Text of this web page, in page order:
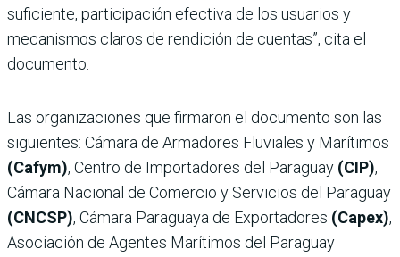
suficiente, participación efectiva de los usuarios y
mecanismos claros de rendición de cuentas”, cita el
documento.
Las organizaciones que firmaron el documento son las
siguientes: Cámara de Armadores Fluviales y Marítimos
(Cafym), Centro de Importadores del Paraguay (CIP),
Cámara Nacional de Comercio y Servicios del Paraguay
(CNCSP), Cámara Paraguaya de Exportadores (Capex),
Asociación de Agentes Marítimos del Paraguay